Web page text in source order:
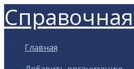
Главная